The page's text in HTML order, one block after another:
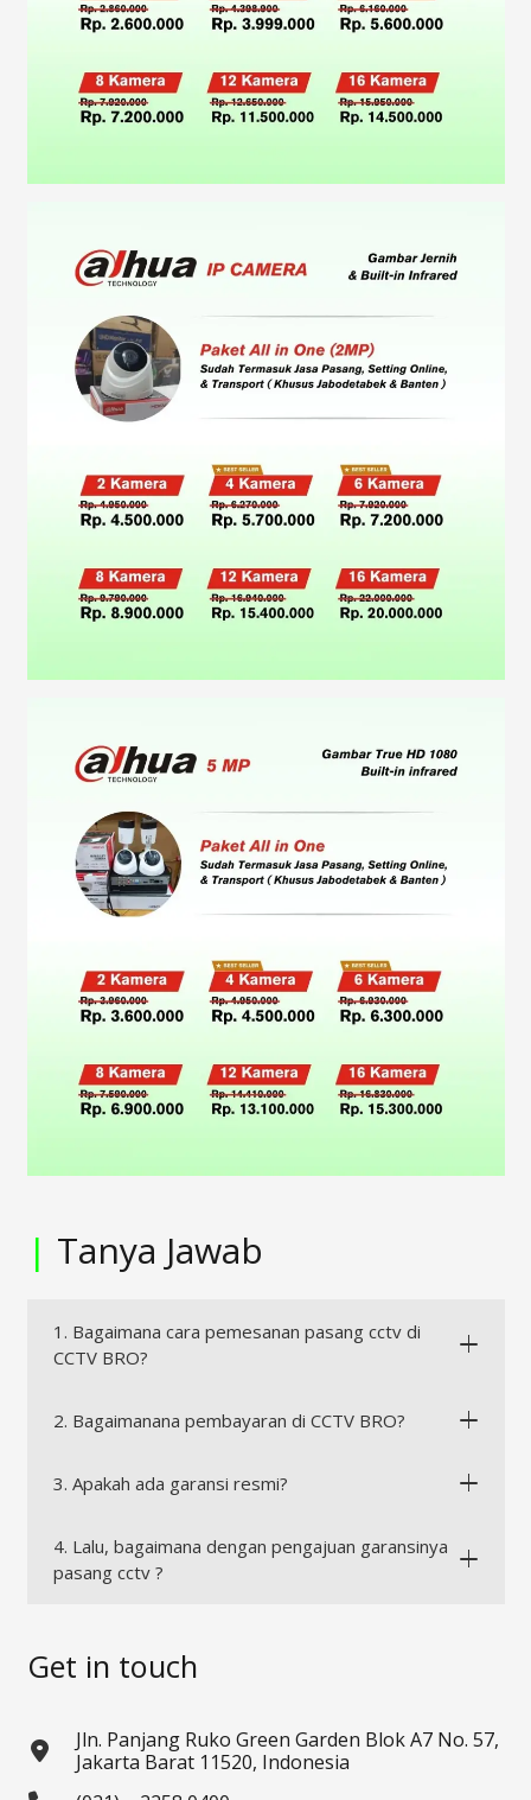
| Tanya Jawab
1. Bagaimana cara pemesanan pasang cctv di
CCTV BRO?
2. Bagaimanana pembayaran di CCTV BRO?
3. Apakah ada garansi resmi?
4. Lalu, bagaimana dengan pengajuan garansinya
pasang cctv ?
Get in touch
Jln. Panjang Ruko Green Garden Blok A7 No. 57,
Jakarta Barat 11520, Indonesia